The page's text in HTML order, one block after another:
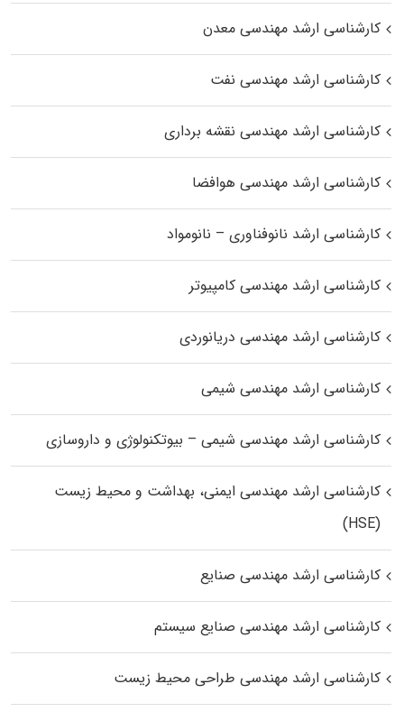
کارشناسی ارشد مهندسی معدن
کارشناسی ارشد مهندسی نفت
کارشناسی ارشد مهندسی نقشه برداری
کارشناسی ارشد مهندسی هوافضا
کارشناسی ارشد نانوفناوری – نانومواد
کارشناسی ارشد مهندسی کامپیوتر
کارشناسی ارشد مهندسی دریانوردی
کارشناسی ارشد مهندسی شیمی
کارشناسی ارشد مهندسی شیمی – بیوتکنولوژی و داروسازی
کارشناسی ارشد مهندسی ایمنی، بهداشت و محیط زیست
(HSE)
کارشناسی ارشد مهندسی صنایع
کارشناسی ارشد مهندسی صنایع سیستم
کارشناسی ارشد مهندسی طراحی محیط زیست